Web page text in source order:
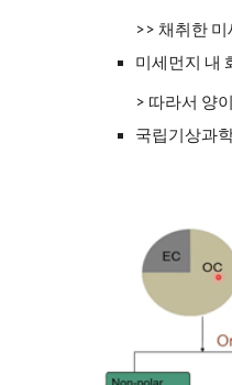
>> 채취한
미세먼지 내
> 따라서 양
국립기상과